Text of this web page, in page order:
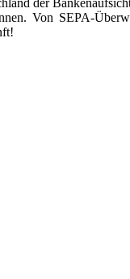
der
Von SEPA-